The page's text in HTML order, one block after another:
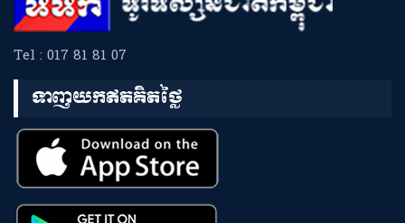
Tel : 017 81 81 07
ទាញយកឥតគិតថ្លៃ